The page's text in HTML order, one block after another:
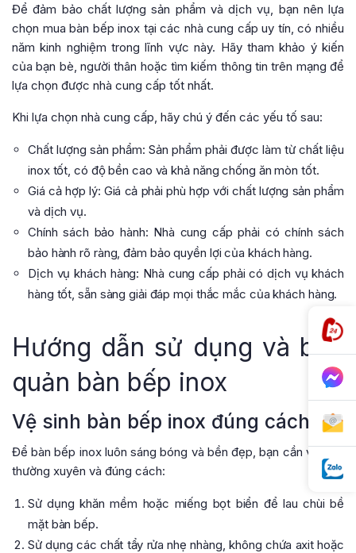
Để đảm bảo chất lượng sản phẩm và dịch vụ, bạn nên lựa
chọn mua bàn bếp inox tại các nhà cung cấp uy tín, có nhiều
năm kinh nghiệm trong lĩnh vực này. Hãy tham khảo ý kiến
của bạn bè, người thân hoặc tìm kiếm thông tin trên mạng để
lựa chọn được nhà cung cấp tốt nhất.
Khi lựa chọn nhà cung cấp, hãy chú ý đến các yếu tố sau:
Chất lượng sản phẩm: Sản phẩm phải được làm từ chất liệu
inox tốt, có độ bền cao và khả năng chống ăn mòn tốt.
Giá cả hợp lý: Giá cả phải phù hợp với chất lượng sản phẩm
và dịch vụ.
Chính sách bảo hành: Nhà cung cấp phải có chính sách
bảo hành rõ ràng, đảm bảo quyền lợi của khách hàng.
Dịch vụ khách hàng: Nhà cung cấp phải có dịch vụ khách
hàng tốt, sẵn sàng giải đáp mọi thắc mắc của khách hàng.
Hướng dẫn sử dụng và bảo
quản bàn bếp inox
Vệ sinh bàn bếp inox đúng cách
Để bàn bếp inox luôn sáng bóng và bền đẹp, bạn cần vệ sinh
thường xuyên và đúng cách:
Sử dụng khăn mềm hoặc miếng bọt biển để lau chùi bề
mặt bàn bếp.
Sử dụng các chất tẩy rửa nhẹ nhàng, không chứa axit hoặc